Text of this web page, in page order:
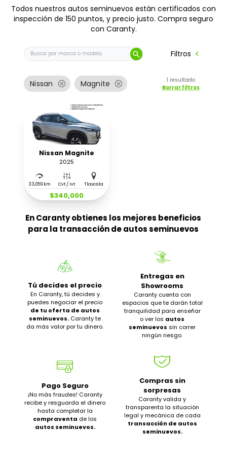
Todos nuestros autos seminuevos están certificados con
inspección de 150 puntos, y precio justo. Compra seguro
con Caranty.
Buscar auto por marca o modelo
search Filtros chevron_left
Nissan cancel Magnite cancel 1 resultado
Borrar filtros
Nissan Magnite
2025
33,059 km Cvt / Ivt Tlaxcala
$340,000
En Caranty obtienes los mejores beneficios
para la transacción de autos seminuevos
Tú decides el precio
En Caranty, tú decides y
puedes negociar el precio
de tu oferta de autos
seminuevos. Caranty te
da más valor por tu dinero.
Entregas en
Showrooms
Caranty cuenta con
espacios que te darán total
tranquilidad para enseñar
o ver los autos
seminuevos sin correr
ningún riesgo.
Pago Seguro
¡No más fraudes! Caranty
recibe y resguarda el dinero
hasta completar la
compraventa de los
autos seminuevos.
Compras sin
sorpresas
Caranty valida y
transparenta la situación
legal y mecánica de cada
transacción de autos
seminuevos.